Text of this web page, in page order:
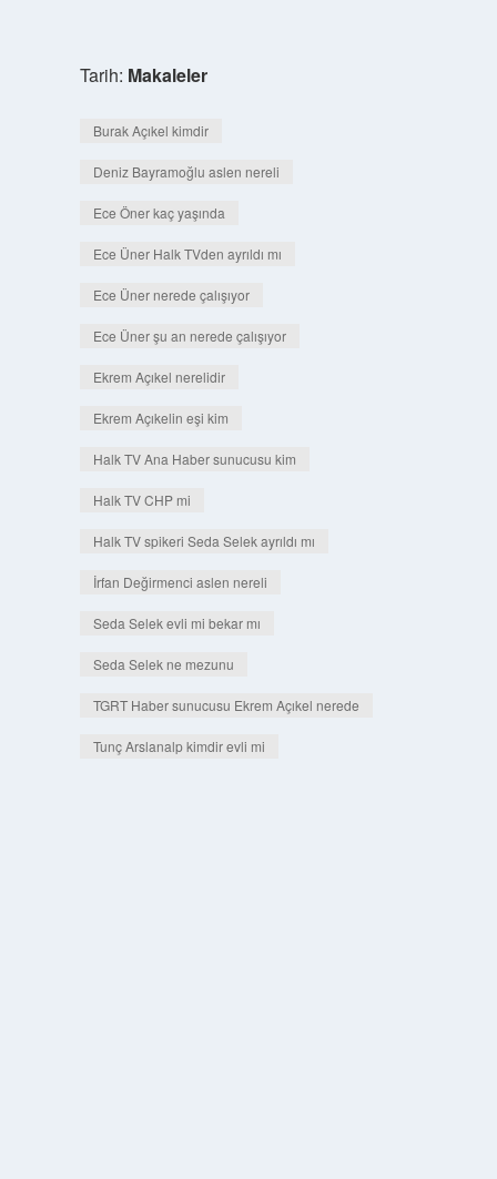
Tarih: Makaleler
Burak Açıkel kimdir
Deniz Bayramoğlu aslen nereli
Ece Öner kaç yaşında
Ece Üner Halk TVden ayrıldı mı
Ece Üner nerede çalışıyor
Ece Üner şu an nerede çalışıyor
Ekrem Açıkel nerelidir
Ekrem Açıkelin eşi kim
Halk TV Ana Haber sunucusu kim
Halk TV CHP mi
Halk TV spikeri Seda Selek ayrıldı mı
İrfan Değirmenci aslen nereli
Seda Selek evli mi bekar mı
Seda Selek ne mezunu
TGRT Haber sunucusu Ekrem Açıkel nerede
Tunç Arslanalp kimdir evli mi